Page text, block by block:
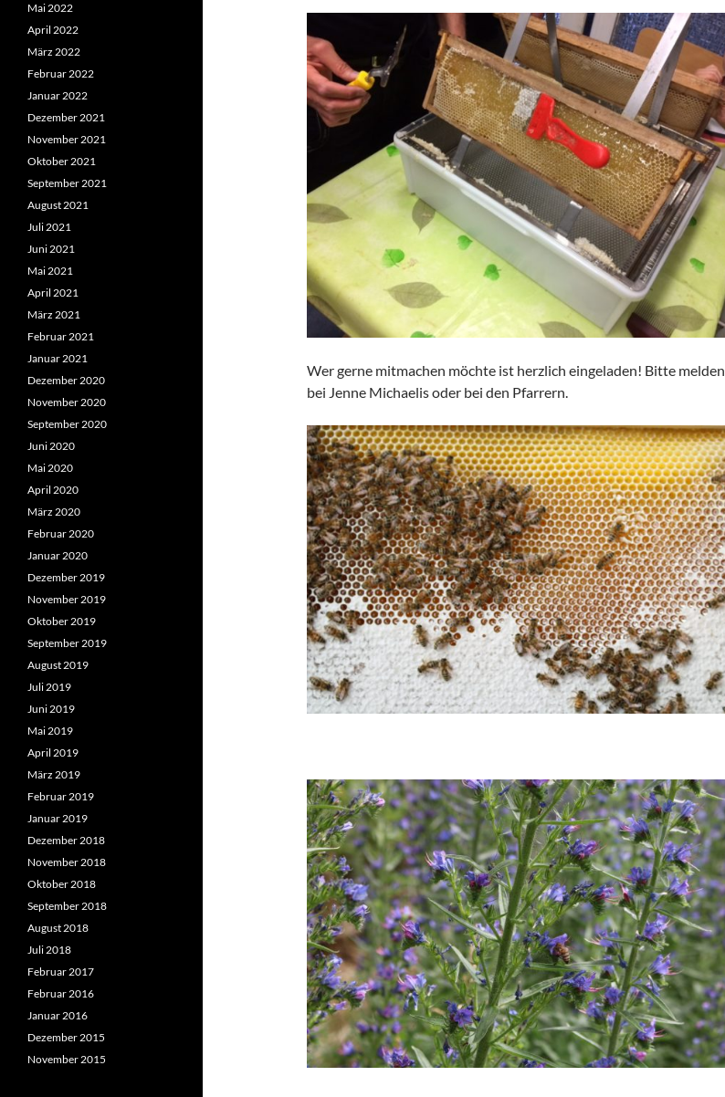
Wer gerne mitmachen möchte ist herzlich eingeladen! Bitte melden
bei Jenne Michaelis oder bei den Pfarrern.
Mai 2022
April 2022
März 2022
Februar 2022
Januar 2022
Dezember 2021
November 2021
Oktober 2021
September 2021
August 2021
Juli 2021
Juni 2021
Mai 2021
April 2021
März 2021
Februar 2021
Januar 2021
Dezember 2020
November 2020
September 2020
Juni 2020
Mai 2020
April 2020
März 2020
Februar 2020
Januar 2020
Dezember 2019
November 2019
Oktober 2019
September 2019
August 2019
Juli 2019
Juni 2019
Mai 2019
April 2019
März 2019
Februar 2019
Januar 2019
Dezember 2018
November 2018
Oktober 2018
September 2018
August 2018
Juli 2018
Februar 2017
Februar 2016
Januar 2016
Dezember 2015
November 2015